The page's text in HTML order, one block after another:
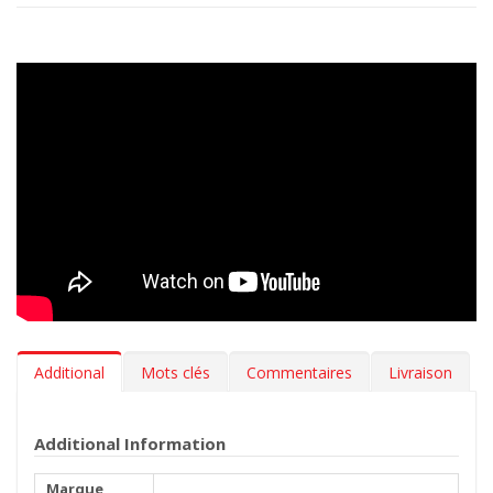
Additional Mots clés Commentaires Livraison
Additional Information
Marque